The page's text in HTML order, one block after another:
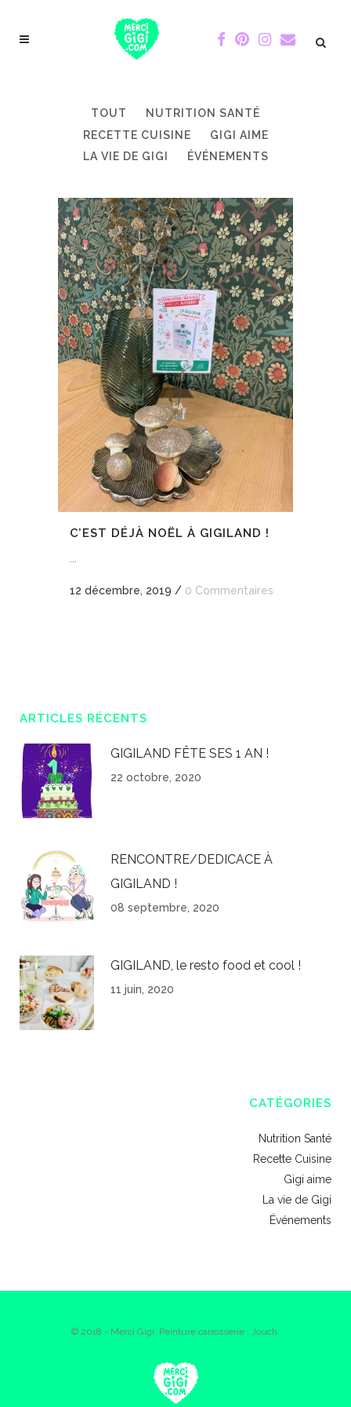
TOUT
NUTRITION SANTÉ
RECETTE CUISINE
GIGI AIME
LA VIE DE GIGI
ÉVÉNEMENTS
C’EST DÉJÀ NOËL À GIGILAND !
12 décembre, 2019 / 0 Commentaires
ARTICLES RÉCENTS
GIGILAND FÊTE SES 1 AN !
22 octobre, 2020
RENCONTRE/DEDICACE À
GIGILAND !
08 septembre, 2020
GIGILAND, le resto food et cool !
11 juin, 2020
CATÉGORIES
Nutrition Santé
Recette Cuisine
Gigi aime
La vie de Gigi
Événements
© 2018 - Merci Gigi. Peinture carrosserie : Jouch.